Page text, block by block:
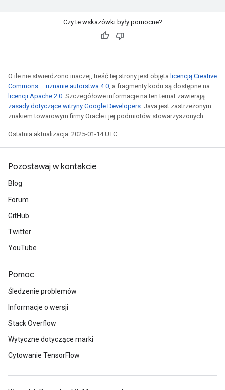
Czy te wskazówki były pomocne?
O ile nie stwierdzono inaczej, treść tej strony jest objęta licencją Creative
Commons – uznanie autorstwa 4.0, a fragmenty kodu są dostępne na
licencji Apache 2.0. Szczegółowe informacje na ten temat zawierają
zasady dotyczące witryny Google Developers. Java jest zastrzeżonym
znakiem towarowym firmy Oracle i jej podmiotów stowarzyszonych.
Ostatnia aktualizacja: 2025-01-14 UTC.
Pozostawaj w kontakcie
Blog
Forum
GitHub
Twitter
YouTube
Pomoc
Śledzenie problemów
Informacje o wersji
Stack Overflow
Wytyczne dotyczące marki
Cytowanie TensorFlow